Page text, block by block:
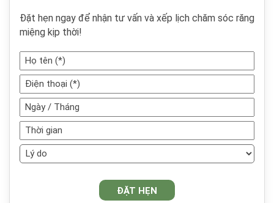
Đặt hẹn ngay để nhận tư vấn và xếp lịch chăm sóc răng
miệng kịp thời!